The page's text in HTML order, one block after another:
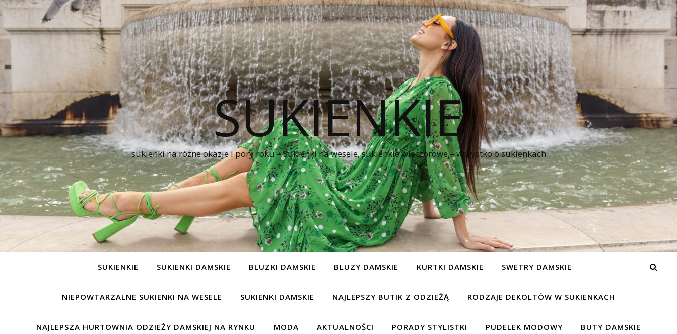
SUKIENKIE
sukienki na różne okazje i pory roku – Sukienki na wesele, sukienkie wieczorowe – wszystko o sukienkach
SUKIENKIE SUKIENKI DAMSKIE BLUZKI DAMSKIE BLUZY DAMSKIE KURTKI DAMSKIE SWETRY DAMSKIE
NIEPOWTARZALNE SUKIENKI NA WESELE SUKIENKI DAMSKIE NAJLEPSZY BUTIK Z ODZIEŻĄ RODZAJE DEKOLTÓW W SUKIENKACH
NAJLEPSZA HURTOWNIA ODZIEŻY DAMSKIEJ NA RYNKU MODA AKTUALNOŚCI PORADY STYLISTKI PUDELEK MODOWY BUTY DAMSKIE